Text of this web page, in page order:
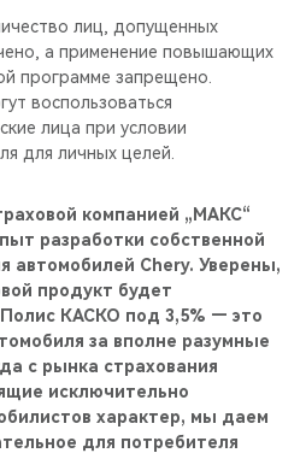
лиц, допущенных
а применение повышающих
программе запрещено.
воспользоваться
лица при условии
для личных целей.
компанией „МАКС“
разработки собственной
автомобилей Chery. Уверены,
продукт будет
Полис КАСКО под 3,5% — это
за вполне разумные
с рынка страхования
исключительно
характер, мы даем
для потребителя